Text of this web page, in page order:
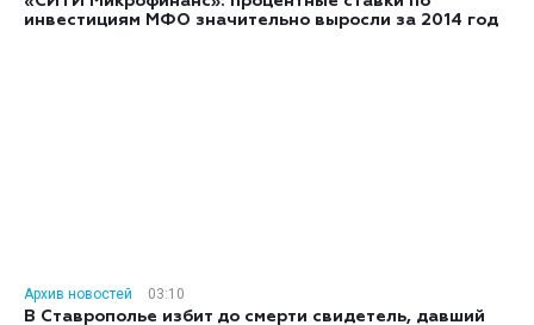
инвестициям МФО значительно выросли за 2014 год
Архив новостей
03:10
В Ставрополье избит до смерти свидетель, давший